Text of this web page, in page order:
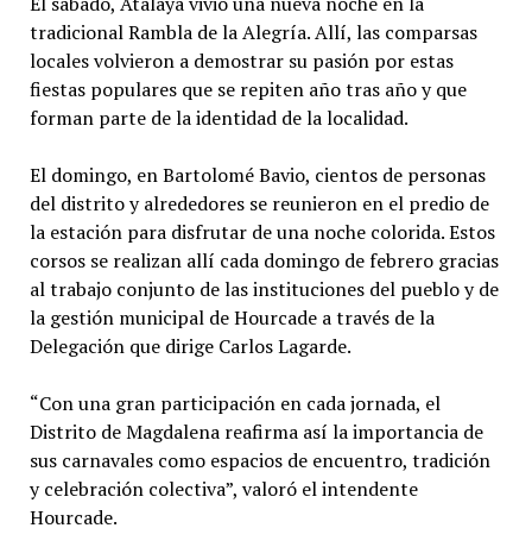
tradicional Rambla de la Alegría. Allí, las comparsas
locales volvieron a demostrar su pasión por estas
fiestas populares que se repiten año tras año y que
forman parte de la identidad de la localidad.
El domingo, en Bartolomé Bavio, cientos de personas
del distrito y alrededores se reunieron en el predio de
la estación para disfrutar de una noche colorida. Estos
corsos se realizan allí cada domingo de febrero gracias
al trabajo conjunto de las instituciones del pueblo y de
la gestión municipal de Hourcade a través de la
Delegación que dirige Carlos Lagarde.
“Con una gran participación en cada jornada, el
Distrito de Magdalena reafirma así la importancia de
sus carnavales como espacios de encuentro, tradición
y celebración colectiva”, valoró el intendente
Hourcade.